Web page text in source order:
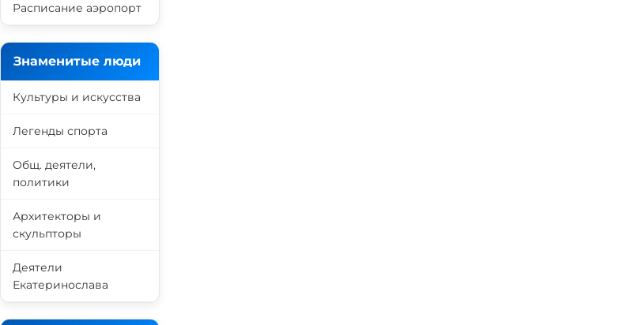
Расписание аэропорт
Знаменитые люди
Культуры и искусства
Легенды спорта
Общ. деятели,
политики
Архитекторы и
скульпторы
Деятели
Екатеринослава